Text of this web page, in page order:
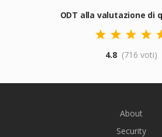
ODT alla valutazione di
4.8 (716 voti)
About
Security